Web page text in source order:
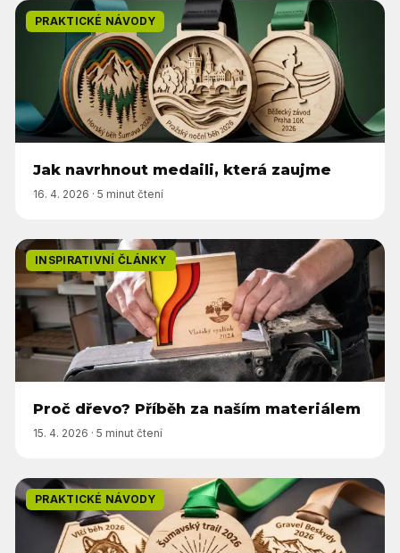
PRAKTICKÉ NÁVODY
Jak navrhnout medaili, která zaujme
16. 4. 2026 · 5 minut čtení
INSPIRATIVNÍ ČLÁNKY
Proč dřevo? Příběh za naším materiálem
15. 4. 2026 · 5 minut čtení
PRAKTICKÉ NÁVODY